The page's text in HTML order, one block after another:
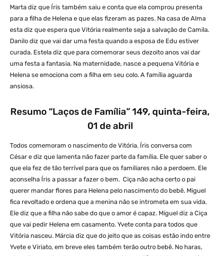
Marta diz que Íris também saiu e conta que ela comprou presenta
para a filha de Helena e que elas fizeram as pazes. Na casa de Alma
esta diz que espera que Vitória realmente seja a salvação de Camila.
Danilo diz que vai dar uma festa quando a esposa de Edu estiver
curada. Estela diz que para comemorar seus dezoito anos vai dar
uma festa a fantasia. Na maternidade, nasce a pequena Vitória e
Helena se emociona com a filha em seu colo. A família aguarda
ansiosa.
Resumo “Laços de Família” 149, quinta-feira,
01 de abril
Todos comemoram o nascimento de Vitória. Íris conversa com
César e diz que lamenta não fazer parte da família. Ele quer saber o
que ela fez de tão terrível para que os familiares não a perdoem. Ele
aconselha Íris a passar a fazer o bem. Ciça não acha certo o pai
querer mandar flores para Helena pelo nascimento do bebê. Miguel
fica revoltado e ordena que a menina não se intrometa em sua vida.
Ele diz que a filha não sabe do que o amor é capaz. Miguel diz a Ciça
que vai pedir Helena em casamento. Yvete conta para todos que
Vitória nasceu. Márcia diz que do jeito que as coisas estão indo entre
Yvete e Viriato, em breve eles também terão outro bebê. No haras,